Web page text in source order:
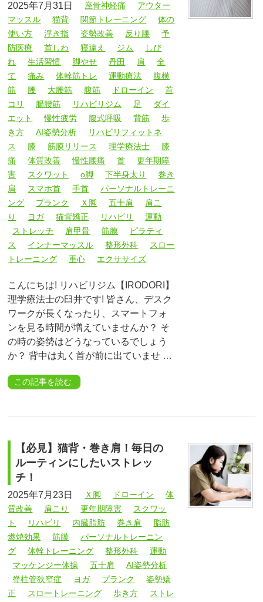
2025年7月31日 座骨神経痛
アウター
マッスル
猫背 関節トレーニング
体の
使い方
浮き指 姿勢改善 反り腰
予
防医療
首しわ 寝違え ジム
しび
れ
生活習慣 脚やせ 丹田 肩
全
て
痛み 体幹筋トレ 運動療法
腹横
筋
腰 大腰筋 腹筋 ドローイン
首
コリ
腸腰筋 リハビリジム 足
ダイ
エット
慢性疲労 腹式呼吸 背筋
歩
き方
AI姿勢分析
リハビリフィットネ
ス
膝 筋膜リリース 理学療法士
膝
痛
体質改善 慢性腰痛 首
更年期障
害
スクワット o脚 下半身太り
巻き
肩
スマホ首 手首
パーソナルトレーニ
ング
プランク Ｘ脚 五十肩
肩こ
り
ヨガ 猫背矯正 リハビリ
運動
ストレッチ
肩甲骨 筋膜
ピラティ
ス
インナーマッスル 整形外科
スロー
トレーニング
重心 エクササイズ
こんにちは! リハビリジム【IRODORI】
理学療法士の臼井です! 皆さん、デスク
ワークが長くなったり、スマートフォ
ンを見る時間が増えていませんか？ そ
の時の姿勢はどうなっているでしょう
か？ 背中は丸く首が前に出ていませ …
この記事を読む
【必見】猫背・巻き肩！毎日の
ルーティンにしたいストレッ
チ！
2025年7月23日 Ｘ脚 ドローイン
体
質改善
肩こり 更年期障害
スクワッ
ト
リハビリ 内臓脂肪 巻き肩
脂肪
燃焼効果
筋膜
パーソナルトレーニン
グ
体幹トレーニング 整形外科
運動
マッケンジー体操
五十肩
AI姿勢分析
脊柱管狭窄症
ヨガ プランク
姿勢矯
正
スロートレーニング 歩き方
ストレ